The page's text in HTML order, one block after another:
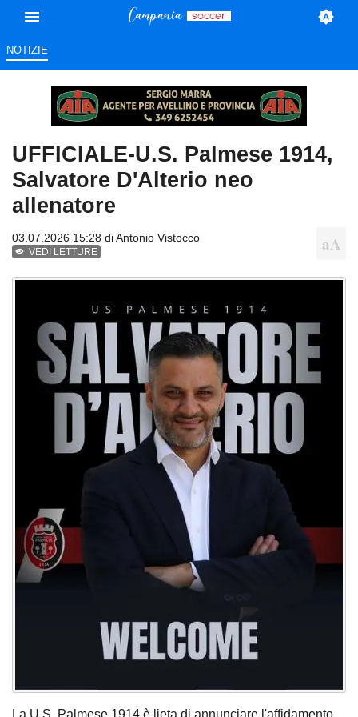
NOTIZIE
UFFICIALE-U.S. Palmese 1914,
Salvatore D'Alterio neo
allenatore
03.07.2026 15:28 diAntonio Vistocco
VEDI LETTURE
La U.S. Palmese 1914 è lieta di annunciare l'affidamento